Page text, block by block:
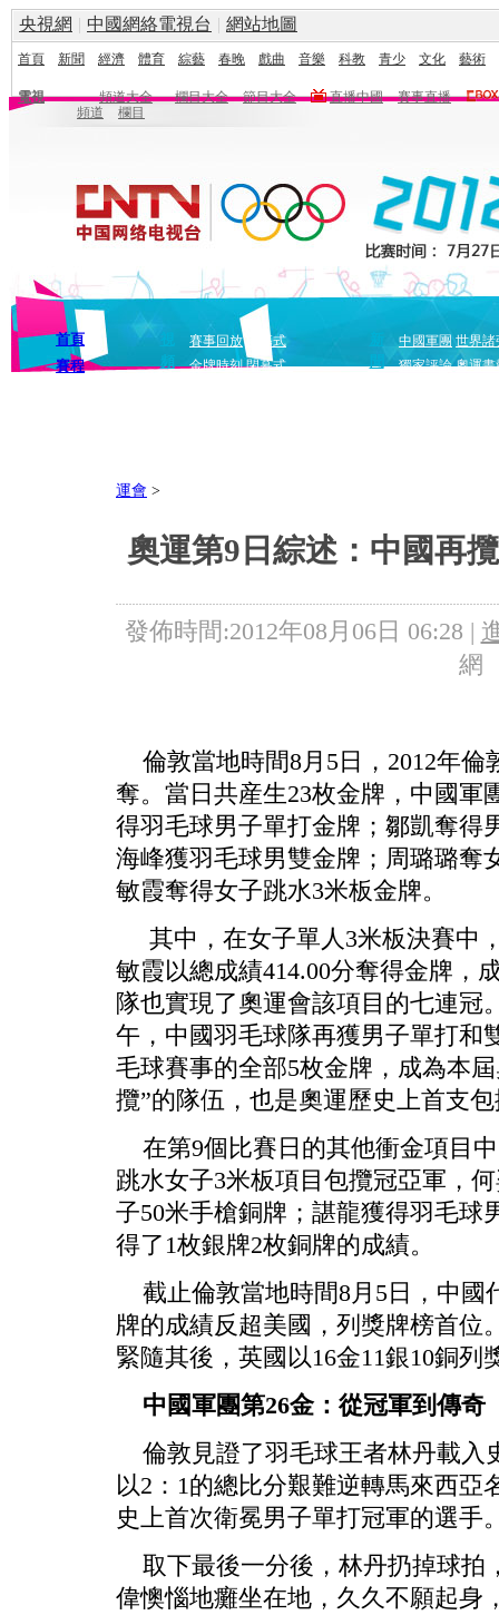
央視網 | 中國網絡電視台 | 網站地圖
首頁 新聞 經濟 體育 綜藝 春晚 戲曲 音樂 科教 青少 文化 藝術
電視 頻道大全 欄目大全 節目大全 直播中國
賽事直播
頻道
欄目
首頁
賽程
頻
賽事回放
開幕式
金牌時刻 閉幕式
中國軍團 世界諸
獨家評論 奧運畫
運會 >
奧運第9日綜述：中國再
發佈時間:2012年08月06日 06:28 |
網
倫敦當地時間8月5日，2012年倫
奪。當日共産生23枚金牌，中國軍
得羽毛球男子單打金牌；鄒凱奪得
海峰獲羽毛球男雙金牌；周璐璐奪
敏霞奪得女子跳水3米板金牌。
其中，在女子單人3米板決賽中
敏霞以總成績414.00分奪得金牌，
隊也實現了奧運會該項目的七連冠
午，中國羽毛球隊再獲男子單打和
毛球賽事的全部5枚金牌，成為本
攬”的隊伍，也是奧運歷史上首支
在第9個比賽日的其他衝金項目
跳水女子3米板項目包攬冠亞軍，
子50米手槍銅牌；諶龍獲得羽毛球
得了1枚銀牌2枚銅牌的成績。
截止倫敦當地時間8月5日，中國
牌的成績反超美國，列獎牌榜首位
緊隨其後，英國以16金11銀10銅列
中國軍團第26金：從冠軍到傳奇
倫敦見證了羽毛球王者林丹載入
以2：1的總比分艱難逆轉馬來西亞
史上首次衛冕男子單打冠軍的選手
取下最後一分後，林丹扔掉球拍
偉懊惱地癱坐在地，久久不願起身